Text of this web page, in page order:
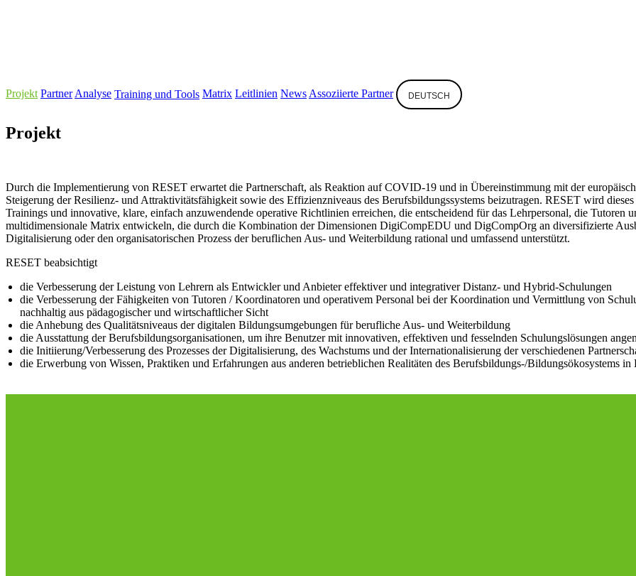
Projekt Partner Analyse Training und Tools Matrix Leitlinien News Assoziierte Partner DEUTSCH
Projekt
Durch die Implementierung von RESET erwartet die Partnerschaft, als Reaktion auf COVID-19 und in Übereinstimmung mit der
Steigerung der Resilienz- und Attraktivitätsfähigkeit sowie des Effizienzniveaus des Berufsbildungssystems beizutragen. RESET wird
Trainings und innovative, klare, einfach anzuwendende operative Richtlinien erreichen, die entscheidend für das Lehrpersonal, die
multidimensionale Matrix entwickeln, die durch die Kombination der Dimensionen DigiCompEDU und DigCompOrg an diversifizierte
Digitalisierung oder den organisatorischen Prozess der beruflichen Aus- und Weiterbildung rational und umfassend unterstützt.
RESET beabsichtigt
die Verbesserung der Leistung von Lehrern als Entwickler und Anbieter effektiver und integrativer Distanz- und Hybrid-Schulungen
die Verbesserung der Fähigkeiten von Tutoren / Koordinatoren und operativem Personal bei der Koordination und Vermittlung von
nachhaltig aus pädagogischer und wirtschaftlicher Sicht
die Anhebung des Qualitätsniveaus der digitalen Bildungsumgebungen für berufliche Aus- und Weiterbildung
die Ausstattung der Berufsbildungsorganisationen, um ihre Benutzer mit innovativen, effektiven und fesselnden Schulungslösungen
die Initiierung/Verbesserung des Prozesses der Digitalisierung, des Wachstums und der Internationalisierung der verschiedenen
die Erwerbung von Wissen, Praktiken und Erfahrungen aus anderen betrieblichen Realitäten des Berufsbildungs-/Bildungsökosystems in